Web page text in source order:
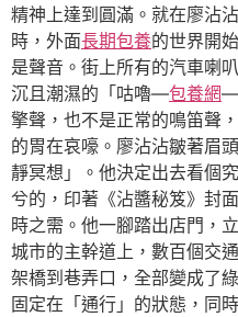
精神上達到圓滿。就在廖沾
時，外面長期包養的世界開
是聲音。街上所有的汽車喇
沉且潮濕的「咕嚕—包養網—
擎聲，也不是正常的鳴笛聲
的胃在哀嚎。廖沾沾皺著眉
靜冥想」。他決定出去看個
兮的，印著《沾醬秘笈》封
時之需。他一腳踏出店門，
城市的主幹道上，數百個交
架橋到巷弄口，全部變成了
固定在「通行」的狀態，同